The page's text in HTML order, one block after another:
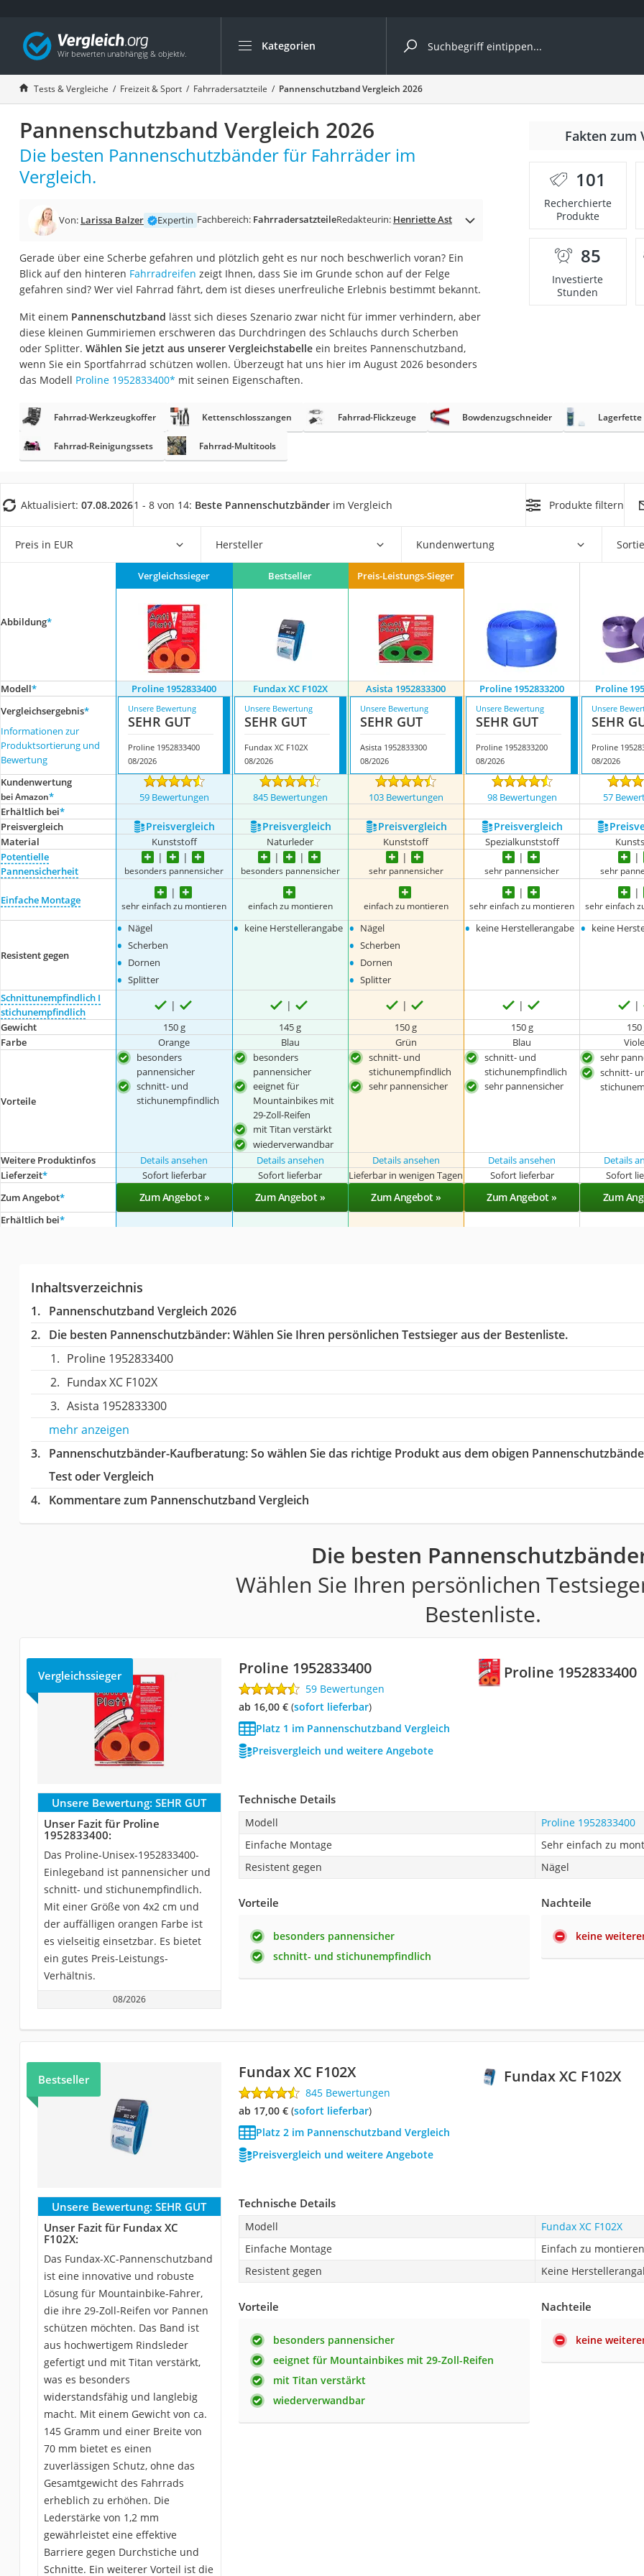
Kategorien
Die beliebtesten Vergleiche nach Kategorie
Freizeit & Sport
Gartentrampolin
Trampolin
Metalldetektor
Fahrradschloss
Futterboot
Air Bike
E-Bike-Dreirad
Trekkingschuhe Herren
Reisetasche mit Rollen
Klimmzugstation
Nachtsichtgerät
Faltschloss
Sicherheitsweste Reiten
Service
Tests & Vergleiche Freizeit & Sport Fahrradersatzteile Pannenschutzband Vergleich 2026
Pannenschutzband Vergleich 2026
Die besten Pannenschutzbänder für Fahrräder im
Vergleich.
Von: Larissa Balzer Expertin Fachbereich: FahrradersatzteileRedakteurin: Henriette Ast
Gerade über eine Scherbe gefahren und plötzlich geht es nur noch beschwerlich voran? Ein
Blick auf den hinteren Fahrradreifen zeigt Ihnen, dass Sie im Grunde schon auf der Felge
gefahren sind? Wer viel Fahrrad fährt, dem ist dieses unerfreuliche Erlebnis bestimmt bekannt.
Mit einem Pannenschutzband lässt sich dieses Szenario zwar nicht für immer verhindern, aber
diese kleinen Gummiriemen erschweren das Durchdringen des Schlauchs durch Scherben
oder Splitter. Wählen Sie jetzt aus unserer Vergleichstabelleein breites Pannenschutzband,
wenn Sie ein Sportfahrrad schützen wollen. Überzeugt hat uns hier im August 2026 besonders
das Modell Proline 1952833400* mit seinen Eigenschaften.
Fakten zum
101
Recherchierte
Produkte
85
Investierte
Stunden
Fahrrad-Werkzeugkoffer Kettenschlosszangen Fahrrad-Flickzeuge Bowdenzugschneider Lagerfette
Fahrrad-Reinigungssets Fahrrad-Multitools
Aktualisiert: 07.08.20261 - 8 von 14: Beste Pannenschutzbänder im Vergleich Produkte filtern
Preis in EUR Hersteller Kundenwertung
Abbildung*
Vergleichssieger Bestseller Preis-Leistungs-Sieger
Modell* Proline 1952833400 Fundax XC F102X Asista 1952833300 Proline 1952833200 Proline
Vergleichsergebnis*
Informationen zur
Produktsortierung und
Bewertung
Unsere Bewertung
SEHR GUT
Proline 1952833400
08/2026
Unsere Bewertung
SEHR GUT
Fundax XC F102X
08/2026
Unsere Bewertung
SEHR GUT
Asista 1952833300
08/2026
Unsere Bewertung
SEHR GUT
Proline 1952833200
08/2026
Unsere
SEHR
Proline
08/2026
Kundenwertung
bei Amazon* 59 Bewertungen 845 Bewertungen 103 Bewertungen 98 Bewertungen 57
Erhältlich bei*
Preis­vergleich
Preis­vergleich Preis­vergleich Preis­vergleich Preis­vergleich
Material Kunststoff Naturleder Kunststoff Spezialkunststoff
Potentielle
Pannensicherheit
besonders pannensicher besonders pannensicher sehr pannensicher sehr pannensicher sehr
Einfache Montage sehr einfach zu montieren einfach zu montieren einfach zu montieren sehr einfach zu montieren sehr einfach
Resistent gegen
• Nägel
• Scherben
• Dornen
• Splitter
• keine Herstellerangabe • Nägel
• Scherben
• Dornen
• Splitter
• keine Herstellerangabe • keine
Schnittunempfindlich I
stichunempfindlich
Gewicht
150 g 145 g 150 g 150 g 150
Farbe
Orange Blau Grün Blau
Vorteile
besonders
pannensicher
schnitt- und
stichunempfindlich
besonders
pannensicher
eeignet für
Mountainbikes mit
29-Zoll-Reifen
mit Titan verstärkt
wiederverwandbar
schnitt- und
stichunempfindlich
sehr pannensicher
schnitt- und
stichunempfindlich
sehr pannensicher
sehr
schnitt-
Weitere Produktinfos Details ansehen Details ansehen Details ansehen Details ansehen Details
Lieferzeit* Sofort lieferbar Sofort lieferbar Lieferbar in wenigen Tagen Sofort lieferbar Sofort
Zum Angebot* Zum Angebot » Zum Angebot » Zum Angebot » Zum Angebot » Zum
Erhältlich bei*
Inhaltsverzeichnis
Pannenschutzband Vergleich 2026
Die besten Pannenschutzbänder:Wählen Sie Ihren persönlichen Testsieger aus der Bestenliste.
Proline 1952833400
Fundax XC F102X
Asista 1952833300
mehr anzeigen
Pannenschutzbänder-Kaufberatung: So wählen Sie das richtige Produkt aus dem obigen
Test oder Vergleich
Kommentare zum Pannenschutzband Vergleich
Die besten
Wählen Sie Ihren persönlichen
Bestenliste.
Proline 1952833400
Vergleichssieger Proline 1952833400
59 Bewertungen
ab 16,00 €( Sofort lieferbar)
Platz 1 im Pannenschutzband Vergleich
Preisvergleich und weitere Angebote
Unsere Bewertung: SEHR GUT
Unser Fazit für Proline
1952833400:
Das Proline-Unisex-1952833400-
Einlegeband ist pannensicher und
schnitt- und stichunempfindlich.
Mit einer Größe von 4x2 cm und
der auffälligen orangen Farbe ist
es vielseitig einsetzbar. Es bietet
ein gutes Preis-Leistungs-
Verhältnis.
08/2026
Technische Details
Modell
Proline 1952833400
Einfache Montage
Sehr einfach zu
Resistent gegen
Nägel
Vorteile
besonders pannensicher
schnitt- und stichunempfindlich
Nachteile
keine
Fundax XC F102X
Bestseller Fundax XC F102X
845 Bewertungen
ab 17,00 €( Sofort lieferbar)
Platz 2 im Pannenschutzband Vergleich
Preisvergleich und weitere Angebote
Unsere Bewertung: SEHR GUT
Unser Fazit für Fundax XC
F102X:
Das Fundax-XC-Pannenschutzband
ist eine innovative und robuste
Lösung für Mountainbike-Fahrer,
die ihre 29-Zoll-Reifen vor Pannen
schützen möchten. Das Band ist
aus hochwertigem Rindsleder
gefertigt und mit Titan verstärkt,
was es besonders
widerstandsfähig und langlebig
macht. Mit einem Gewicht von ca.
145 Gramm und einer Breite von
70 mm bietet es einen
zuverlässigen Schutz, ohne das
Gesamtgewicht des Fahrrads
erheblich zu erhöhen. Die
Lederstärke von 1,2 mm
gewährleistet eine effektive
Barriere gegen Durchstiche und
Schnitte. Ein weiterer Vorteil ist die
Technische Details
Modell
Fundax XC F102X
Einfache Montage
Einfach zu montieren
Resistent gegen
Keine
Vorteile
besonders pannensicher
eeignet für Mountainbikes mit 29-Zoll-Reifen
mit Titan verstärkt
wiederverwandbar
Nachteile
keine